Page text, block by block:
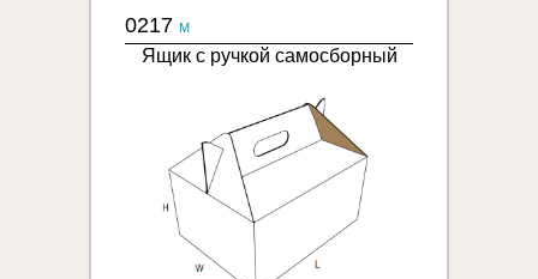
0217 M
Ящик с ручкой самосборный